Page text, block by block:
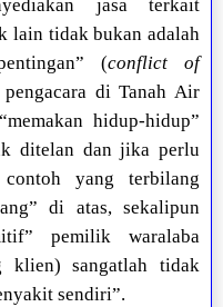
jasa terkait
lain tidak bukan adalah
(conflict of
di Tanah Air
hidup-hidup”
ditelan dan jika perlu
yang terbilang
di atas, sekalipun
pemilik waralaba
klien) sangatlah tidak
sendiri”.